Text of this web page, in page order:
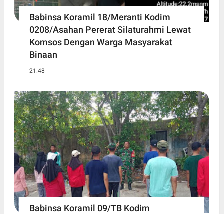
Babinsa Koramil 18/Meranti Kodim
0208/Asahan Pererat Silaturahmi Lewat
Komsos Dengan Warga Masyarakat
Binaan
21:48
Babinsa Koramil 09/TB Kodim